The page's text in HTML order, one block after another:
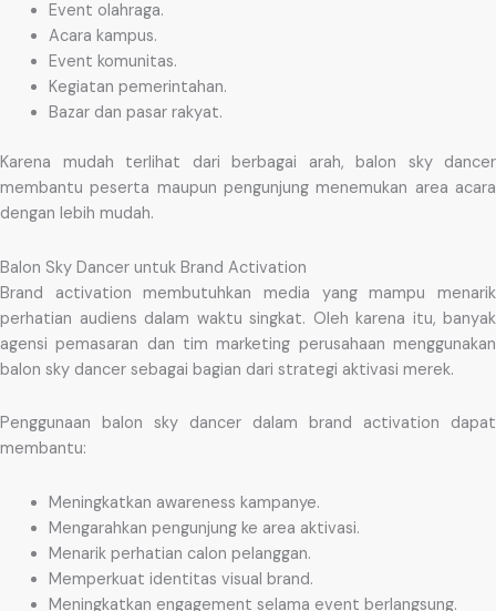
Event olahraga.
Acara kampus.
Event komunitas.
Kegiatan pemerintahan.
Bazar dan pasar rakyat.
Karena mudah terlihat dari berbagai arah, balon sky dancer
membantu peserta maupun pengunjung menemukan area acara
dengan lebih mudah.
Balon Sky Dancer untuk Brand Activation
Brand activation membutuhkan media yang mampu menarik
perhatian audiens dalam waktu singkat. Oleh karena itu, banyak
agensi pemasaran dan tim marketing perusahaan menggunakan
balon sky dancer sebagai bagian dari strategi aktivasi merek.
Penggunaan balon sky dancer dalam brand activation dapat
membantu:
Meningkatkan awareness kampanye.
Mengarahkan pengunjung ke area aktivasi.
Menarik perhatian calon pelanggan.
Memperkuat identitas visual brand.
Meningkatkan engagement selama event berlangsung.